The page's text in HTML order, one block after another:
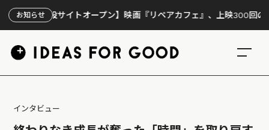
お知らせ
イトオープン】映画『リペアカフェ』、上映300回の先で見えてき
インタビュー